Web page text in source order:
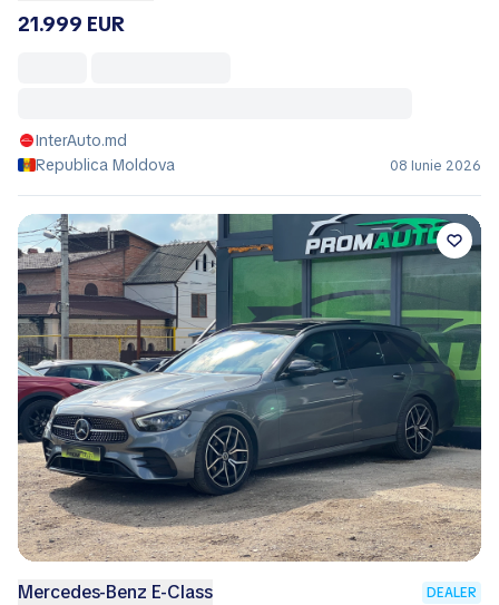
21.999 EUR
InterAuto.md
Republica Moldova
08 Iunie 2026
Mercedes-Benz E-Class DEALER